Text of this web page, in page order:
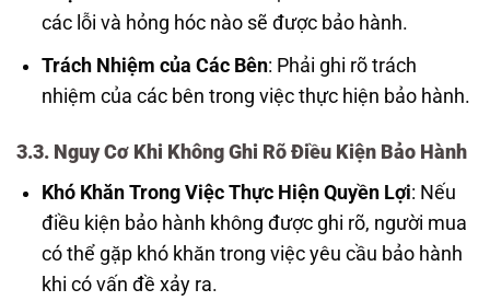
các lỗi và hỏng hóc nào sẽ được bảo hành.
Trách Nhiệm của Các Bên: Phải ghi rõ trách
nhiệm của các bên trong việc thực hiện bảo hành.
3.3. Nguy Cơ Khi Không Ghi Rõ Điều Kiện Bảo Hành
Khó Khăn Trong Việc Thực Hiện Quyền Lợi: Nếu
điều kiện bảo hành không được ghi rõ, người mua
có thể gặp khó khăn trong việc yêu cầu bảo hành
khi có vấn đề xảy ra.